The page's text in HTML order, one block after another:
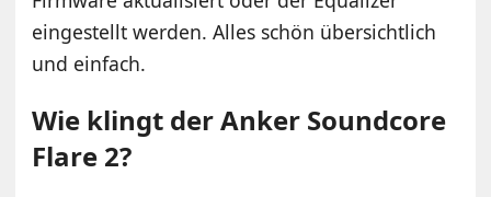
eingestellt werden. Alles schön übersichtlich
und einfach.
Wie klingt der Anker Soundcore
Flare 2?